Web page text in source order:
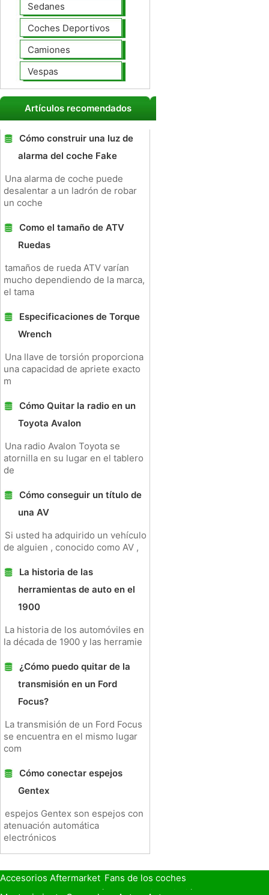
Sedanes
Coches Deportivos
Camiones
Vespas
Artículos recomendados
Cómo construir una luz de
alarma del coche Fake
Una alarma de coche puede
desalentar a un ladrón de robar
un coche
Como el tamaño de ATV
Ruedas
tamaños de rueda ATV varían
mucho dependiendo de la marca,
el tama
Especificaciones de Torque
Wrench
Una llave de torsión proporciona
una capacidad de apriete exacto
m
Cómo Quitar la radio en un
Toyota Avalon
Una radio Avalon Toyota se
atornilla en su lugar en el tablero
de
Cómo conseguir un título de
una AV
Si usted ha adquirido un vehículo
de alguien , conocido como AV ,
La historia de las
herramientas de auto en el
1900
La historia de los automóviles en
la década de 1900 y las herramie
¿Cómo puedo quitar de la
transmisión en un Ford
Focus?
La transmisión de un Ford Focus
se encuentra en el mismo lugar
com
Cómo conectar espejos
Gentex
espejos Gentex son espejos con
atenuación automática
electrónicos
Accesorios Aftermarket Fans de los coches